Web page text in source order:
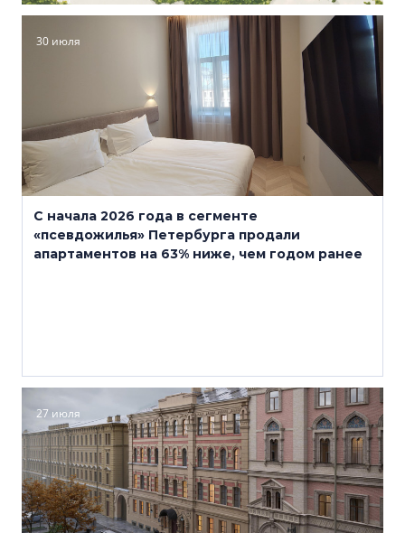
30 июля
С начала 2026 года в сегменте
«псевдожилья» Петербурга продали
апартаментов на 63% ниже, чем годом ранее
27 июля